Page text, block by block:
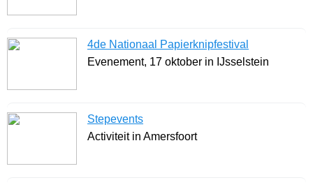
4de Nationaal Papierknipfestival
Evenement, 17 oktober in IJsselstein
Stepevents
Activiteit in Amersfoort